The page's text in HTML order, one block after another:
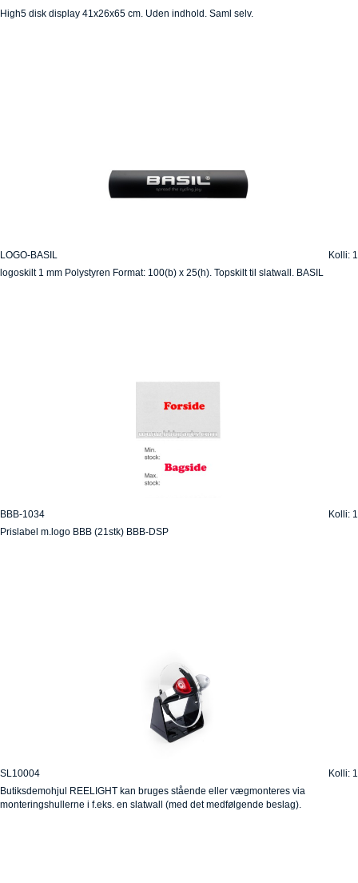
High5 disk display 41x26x65 cm. Uden indhold. Saml selv.
LOGO-BASIL
Kolli: 1
logoskilt 1 mm Polystyren Format: 100(b) x 25(h). Topskilt til slatwall. BASIL
BBB-1034
Kolli: 1
Prislabel m.logo BBB (21stk) BBB-DSP
SL10004
Kolli: 1
Butiksdemohjul REELIGHT kan bruges stående eller vægmonteres via
monteringshullerne i f.eks. en slatwall (med det medfølgende beslag).